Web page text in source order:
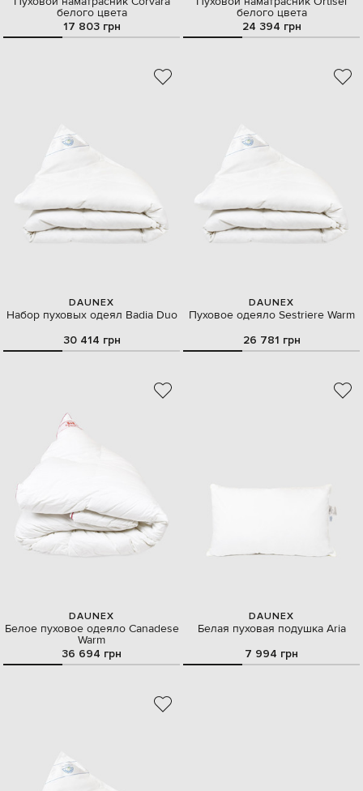
белого цвета
17 803 грн
белого цвета
24 394 грн
DAUNEX
Набор пуховых одеял Badia Duo
30 414 грн
DAUNEX
Пуховое одеяло Sestriere Warm
26 781 грн
DAUNEX
Белое пуховое одеяло Canadese
Warm
36 694 грн
DAUNEX
Белая пуховая подушка Aria
7 994 грн